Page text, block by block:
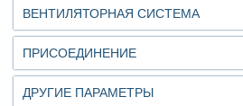
ВЕНТИЛЯТОРНАЯ СИСТЕМА
ПРИСОЕДИНЕНИЕ
ДРУГИЕ ПАРАМЕТРЫ